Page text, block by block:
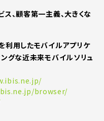
、顧客第一主義、大きくな
利用したモバイルアプリケ
グな近未来モバイルソリュ
browser/